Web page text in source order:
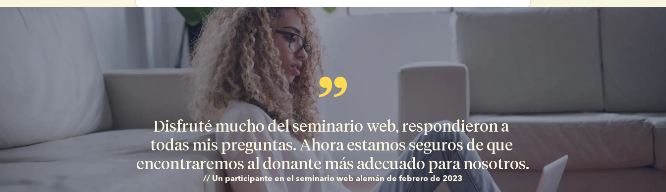
Disfruté mucho del seminario web, respondieron a
todas mis preguntas. Ahora estamos seguros de que
encontraremos al donante más adecuado para nosotros.
// Un participante en el seminario web alemán de febrero de 2023